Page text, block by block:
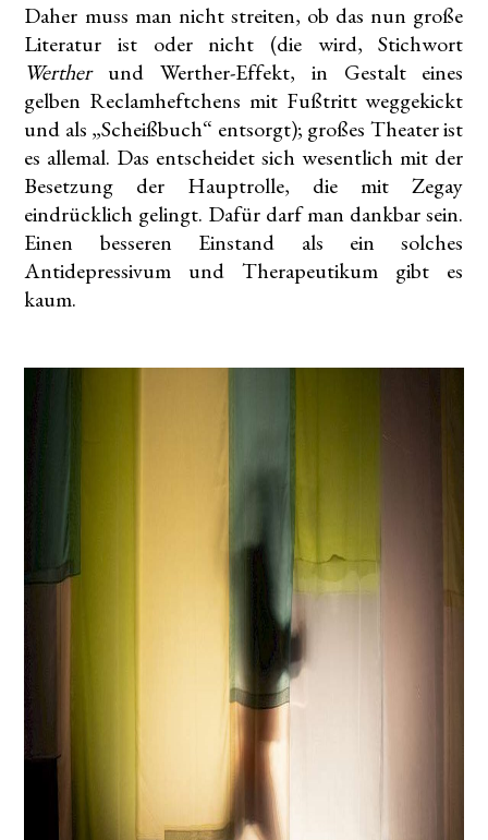
Daher muss man nicht streiten, ob das nun große
Literatur ist oder nicht (die wird, Stichwort
Wertherund Werther-Effekt, in Gestalt eines
gelben Reclamheftchens mit Fußtritt weggekickt
und als „Scheißbuch“ entsorgt); großes Theater ist
es allemal. Das entscheidet sich wesentlich mit der
Besetzung der Hauptrolle, die mit Zegay
eindrücklich gelingt. Dafür darf man dankbar sein.
Einen besseren Einstand als ein solches
Antidepressivum und Therapeutikum gibt es
kaum.